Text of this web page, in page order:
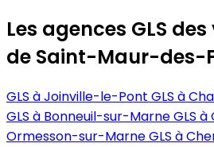
Les agences GLS
de Saint-Maur-des-
GLS à Joinville-le-Pont GLS à
GLS à Bonneuil-sur-MarneGLS
Ormesson-sur-MarneGLS à